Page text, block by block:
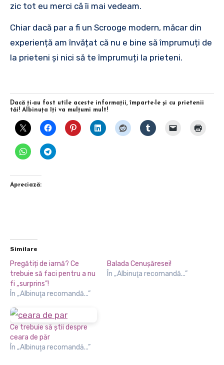
zic tot eu merci că îi mai vedeam.
Chiar dacă par a fi un Scrooge modern, măcar din
experiență am învățat că nu e bine să împrumuți de
la prieteni și nici să te împrumuți la prieteni.
Dacă ţi-au fost utile aceste informaţii, împarte-le şi cu prietenii
tăi! Albinuţa îţi va mulţumi mult!
Apreciază:
Similare
Pregătiți de iarnă? Ce
trebuie să faci pentru a nu
fi „surprins”!
În „Albinuţa recomandă...”
Balada Cenuşăresei!
În „Albinuţa recomandă...”
Ce trebuie să știi despre
ceara de păr
În „Albinuţa recomandă...”